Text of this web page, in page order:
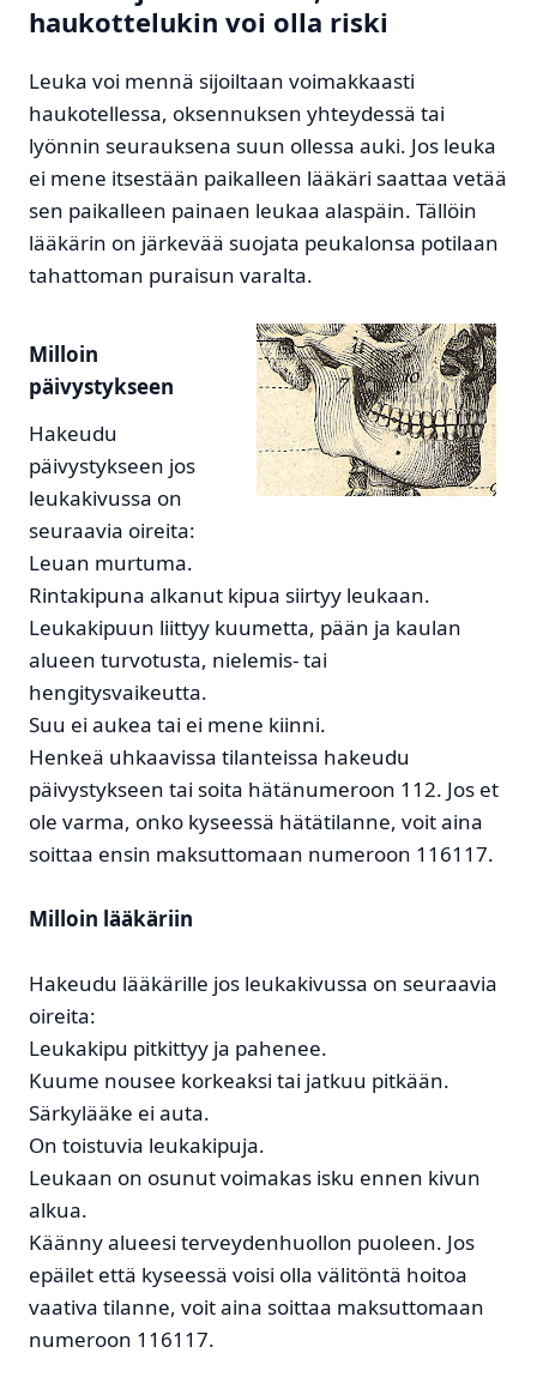
haukottelukin voi olla riski
Leuka voi mennä sijoiltaan voimakkaasti
haukotellessa, oksennuksen yhteydessä tai
lyönnin seurauksena suun ollessa auki. Jos leuka
ei mene itsestään paikalleen lääkäri saattaa vetää
sen paikalleen painaen leukaa alaspäin. Tällöin
lääkärin on järkevää suojata peukalonsa potilaan
tahattoman puraisun varalta.
Milloin
päivystykseen
Hakeudu
päivystykseen jos
leukakivussa on
seuraavia oireita:
Leuan murtuma.
Rintakipuna alkanut kipua siirtyy leukaan.
Leukakipuun liittyy kuumetta, pään ja kaulan
alueen turvotusta, nielemis- tai
hengitysvaikeutta.
Suu ei aukea tai ei mene kiinni.
Henkeä uhkaavissa tilanteissa hakeudu
päivystykseen tai soita hätänumeroon 112. Jos et
ole varma, onko kyseessä hätätilanne, voit aina
soittaa ensin maksuttomaan numeroon 116117.
Milloin lääkäriin
Hakeudu lääkärille jos leukakivussa on seuraavia
oireita:
Leukakipu pitkittyy ja pahenee.
Kuume nousee korkeaksi tai jatkuu pitkään.
Särkylääke ei auta.
On toistuvia leukakipuja.
Leukaan on osunut voimakas isku ennen kivun
alkua.
Käänny alueesi terveydenhuollon puoleen. Jos
epäilet että kyseessä voisi olla välitöntä hoitoa
vaativa tilanne, voit aina soittaa maksuttomaan
numeroon 116117.